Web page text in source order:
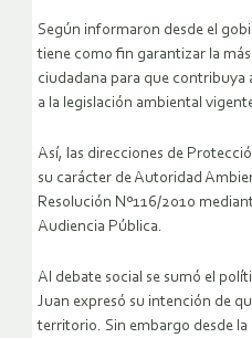
Según informaron desde el
tiene como fin garantizar la
ciudadana para que contribuya
a la legislación ambiental
Así, las direcciones de
su carácter de Autoridad
Resolución Nº116/2010
Audiencia Pública.
Al debate social se sumó el
Juan expresó su intención de
territorio. Sin embargo desde